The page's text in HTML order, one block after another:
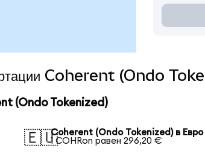
Coherent (Ondo
(Ondo Tokenized)
🇪🇺Coherent (Ondo Tokenized) в Евро
1 COHRon равен 296,20 €